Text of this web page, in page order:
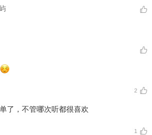
2
了，不管哪次听都很喜欢
1